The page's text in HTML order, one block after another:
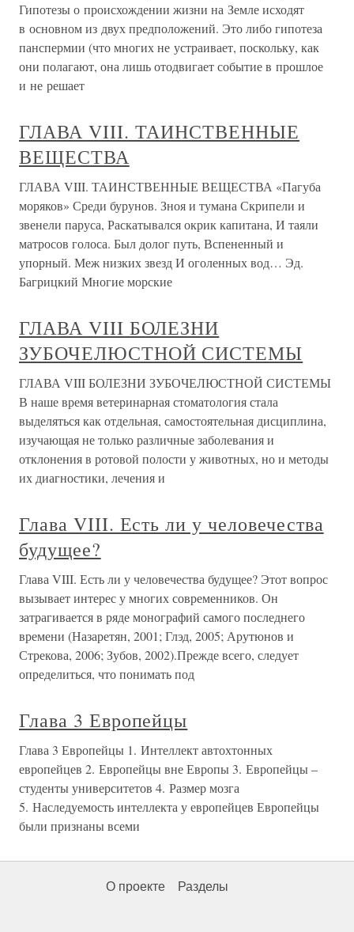
Гипотезы о происхождении жизни на Земле исходят
в основном из двух предположений. Это либо гипотеза
панспермии (что многих не устраивает, поскольку, как
они полагают, она лишь отодвигает событие в прошлое
и не решает
ГЛАВА VIII. ТАИНСТВЕННЫЕ
ВЕЩЕСТВА
ГЛАВА VIII. ТАИНСТВЕННЫЕ ВЕЩЕСТВА «Пагуба
моряков» Среди бурунов. Зноя и тумана Скрипели и
звенели паруса, Раскатывался окрик капитана, И таяли
матросов голоса. Был долог путь, Вспененный и
упорный. Меж низких звезд И оголенных вод… Эд.
Багрицкий Многие морские
ГЛАВА VIII БОЛЕЗНИ
ЗУБОЧЕЛЮСТНОЙ СИСТЕМЫ
ГЛАВА VIII БОЛЕЗНИ ЗУБОЧЕЛЮСТНОЙ СИСТЕМЫ
В наше время ветеринарная стоматология стала
выделяться как отдельная, самостоятельная дисциплина,
изучающая не только различные заболевания и
отклонения в ротовой полости у животных, но и методы
их диагностики, лечения и
Глава VIII. Есть ли у человечества
будущее?
Глава VIII. Есть ли у человечества будущее? Этот вопрос
вызывает интерес у многих современников. Он
затрагивается в ряде монографий самого последнего
времени (Назаретян, 2001; Глэд, 2005; Арутюнов и
Стрекова, 2006; Зубов, 2002).Прежде всего, следует
определиться, что понимать под
Глава 3 Европейцы
Глава 3 Европейцы 1. Интеллект автохтонных
европейцев 2. Европейцы вне Европы 3. Европейцы –
студенты университетов 4. Размер мозга
5. Наследуемость интеллекта у европейцев Европейцы
были признаны всеми
О проекте Разделы